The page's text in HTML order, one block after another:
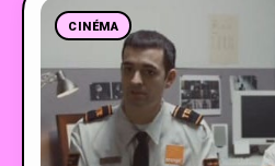
CINÉMA